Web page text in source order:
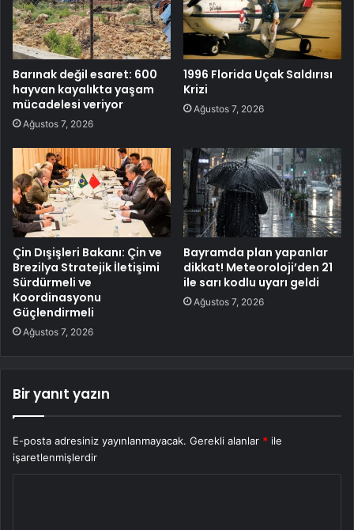
Barınak değil esaret: 600
hayvan kayalıkta yaşam
mücadelesi veriyor
Ağustos 7, 2026
1996 Florida Uçak Saldırısı
Krizi
Ağustos 7, 2026
Çin Dışişleri Bakanı: Çin ve
Brezilya Stratejik İletişimi
Sürdürmeli ve
Koordinasyonu
Güçlendirmeli
Ağustos 7, 2026
Bayramda plan yapanlar
dikkat! Meteoroloji’den 21
ile sarı kodlu uyarı geldi
Ağustos 7, 2026
Bir yanıt yazın
E-posta adresiniz yayınlanmayacak. Gerekli alanlar * ile
işaretlenmişlerdir